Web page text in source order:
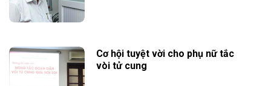
Cơ hội tuyệt vời cho phụ nữ tắc
vòi tử cung